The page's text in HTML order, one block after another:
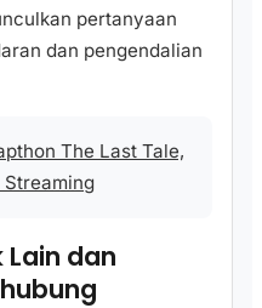
pertanyaan
dan pengendalian
The Last Tale,
Streaming
dan